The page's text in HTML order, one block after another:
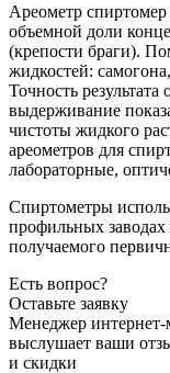
Ареометр спиртомер
объемной доли
(крепости браги).
жидкостей:
Точность
выдерживание
чистоты жидкого
ареометров для
лабораторные,
Спиртометры
профильных заводах
получаемого
Есть вопрос?
Оставьте заявку
Менеджер
выслушает ваши
и скидки